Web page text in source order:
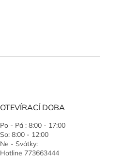
OTEVÍRACÍ DOBA
Po - Pá : 8:00 - 17:00
So: 8:00 - 12:00
Ne - Svátky:
Hotline 773663444